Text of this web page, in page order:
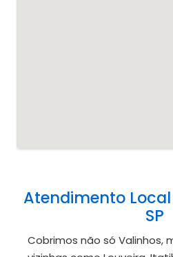
Atendimento
SP
Cobrimos não só Valinhos,